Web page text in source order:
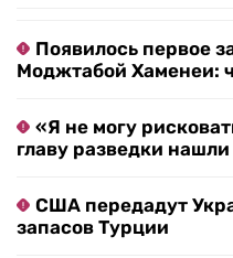
Появилось первое
Моджтабой Хаменеи:
«Я не могу
главу разведки
США передадут
запасов Турции